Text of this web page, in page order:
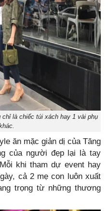
là chiếc túi xách hay 1 vài phụ
ăn mặc giản dị của Tăng
của người đẹp lại là tay
khi tham dự event hay
cả 2 mẹ con luôn xuất
trọng từ những thương